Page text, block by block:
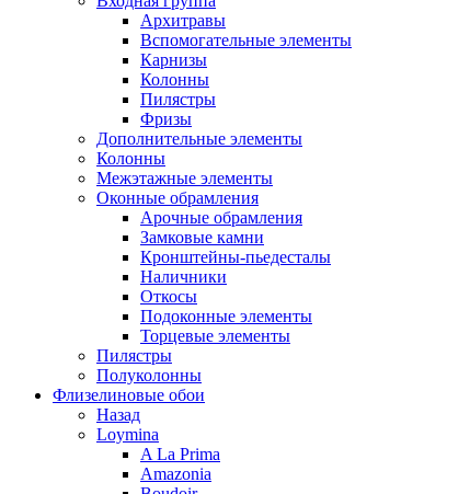
Архитравы
Вспомогательные элементы
Карнизы
Колонны
Пилястры
Фризы
Дополнительные элементы
Колонны
Межэтажные элементы
Оконные обрамления
Арочные обрамления
Замковые камни
Кронштейны-пьедесталы
Наличники
Откосы
Подоконные элементы
Торцевые элементы
Пилястры
Полуколонны
Флизелиновые обои
Назад
Loymina
A La Prima
Amazonia